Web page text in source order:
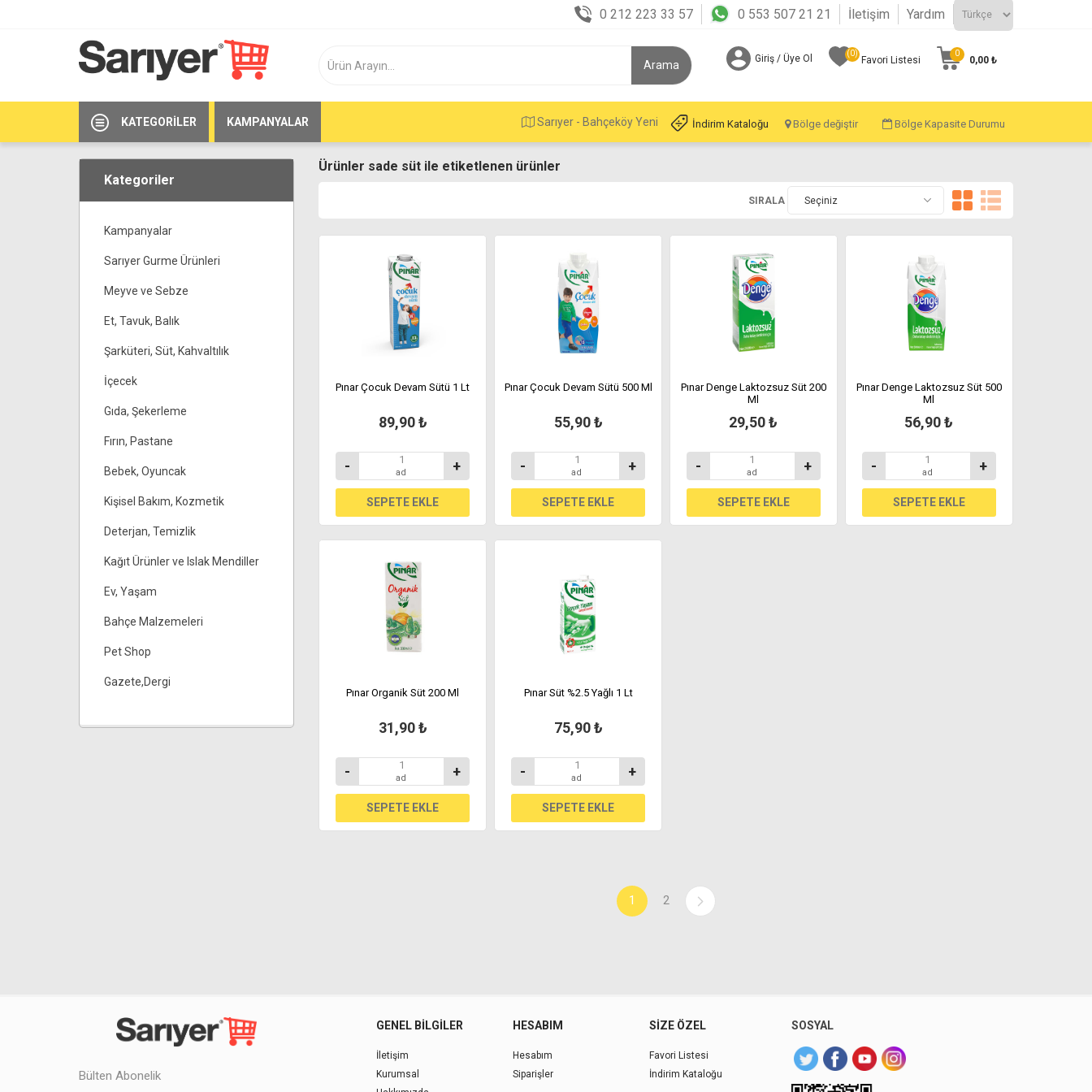
0 212 223 33 57 0 553 507 21 21 İletişim Yardım
Giriş / Üye Ol Favori Listesi
(0) 0
0,00 ₺
KATEGORILER KAMPANYALAR Sarıyer - Bahçeköy Yeni İndirim Kataloğu Bölge değiştir Bölge Kapasite Durumu
Kategoriler
Kampanyalar
Sarıyer Gurme Ürünleri
Meyve ve Sebze
Et, Tavuk, Balık
Şarküteri, Süt, Kahvaltılık
İçecek
Gıda, Şekerleme
Fırın, Pastane
Bebek, Oyuncak
Kişisel Bakım, Kozmetik
Deterjan, Temizlik
Kağıt Ürünler ve Islak Mendiller
Ev, Yaşam
Bahçe Malzemeleri
Pet Shop
Gazete,Dergi
Ürünler sade süt ile etiketlenen ürünler
SIRALA
Pınar Çocuk Devam Sütü 1 Lt
89,90 ₺
- ad +
Pınar Çocuk Devam Sütü 500 Ml
55,90 ₺
- ad +
Pınar Denge Laktozsuz Süt 200
Ml
29,50 ₺
- ad +
Pınar Denge Laktozsuz Süt 500
Ml
56,90 ₺
- ad +
Pınar Organik Süt 200 Ml
31,90 ₺
- ad +
Pınar Süt %2.5 Yağlı 1 Lt
75,90 ₺
- ad +
1 2
Bülten Abonelik
GENEL BILGILER
İletişim
Kurumsal
HESABIM
Hesabım
Siparişler
SIZE ÖZEL
Favori Listesi
İndirim Kataloğu
SOSYAL